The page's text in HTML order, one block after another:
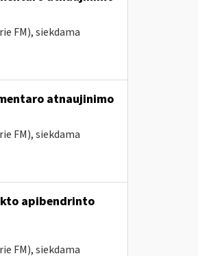
FM), siekdama
atnaujinimo
FM), siekdama
apibendrinto
FM), siekdama